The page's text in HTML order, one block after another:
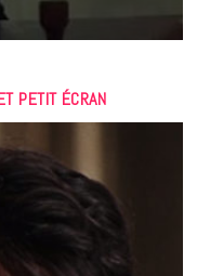
PETIT ÉCRAN